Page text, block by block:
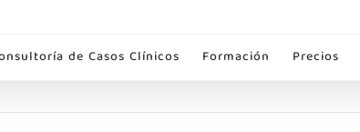
de Casos Clínicos Formación Precios